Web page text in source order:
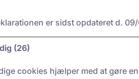
er sidst opdateret d.
(26)
cookies hjælper med at gøre